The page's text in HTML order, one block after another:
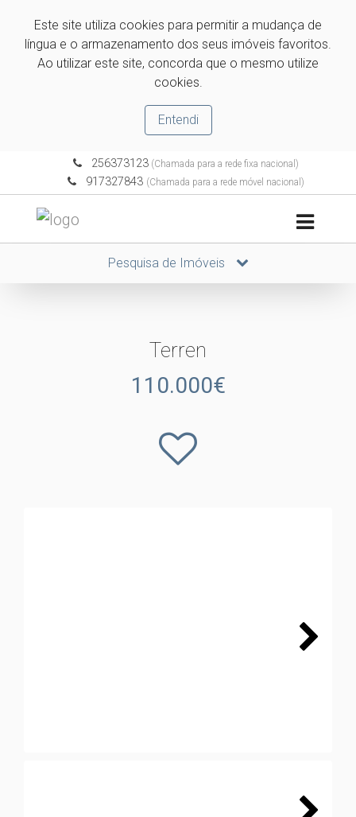
Este site utiliza cookies para permitir a mudança de
língua e o armazenamento dos seus imóveis favoritos.
Ao utilizar este site, concorda que o mesmo utilize
cookies.
Entendi
256373123(Chamada para a rede fixa nacional)
917327843 (Chamada para a rede móvel nacional)
Pesquisa de Imóveis
Terren
110.000€